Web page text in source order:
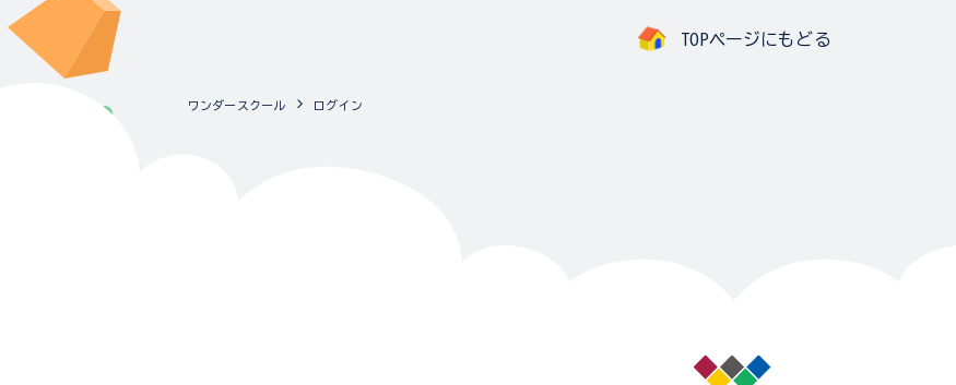
TOPページにもどる
ワンダースクール ログイン